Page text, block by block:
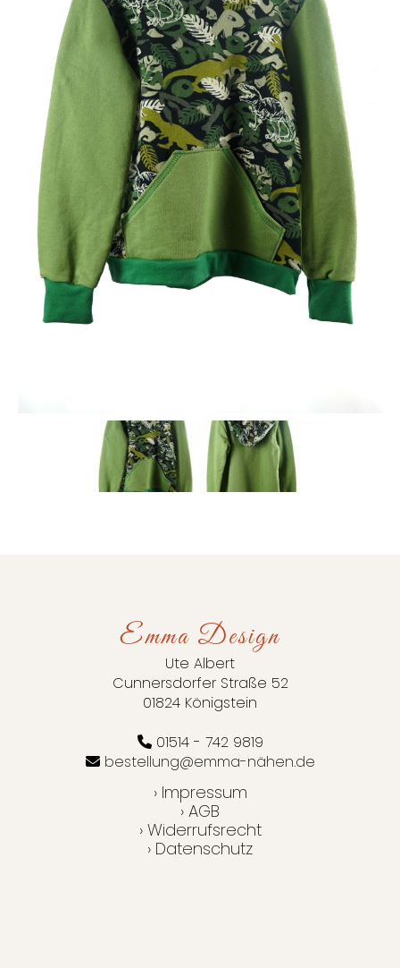
Emma Design
Ute Albert
Cunnersdorfer Straße 52
01824 Königstein
01514 - 742 9819
bestellung@emma-nähen.de
› Impressum
› AGB
› Widerrufsrecht
› Datenschutz